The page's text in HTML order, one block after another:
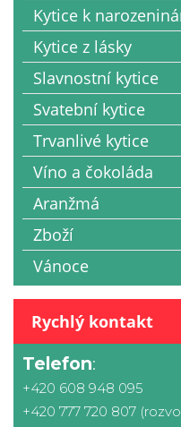
Kytice k
Kytice z lásky
Slavnostní kytice
Svatební kytice
Trvanlivé kytice
Víno a čokoláda
Aranžmá
Zboží
Vánoce
Rychlý kontakt
Telefon:
+420 608 948 095
+420 777 720 807